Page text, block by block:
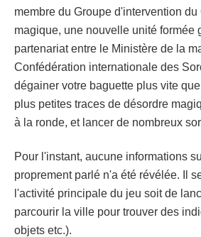
membre du Groupe d'intervention
magique, une nouvelle unité formée
partenariat entre le Ministère de la
Confédération internationale des
dégainer votre baguette plus vite
plus petites traces de désordre
à la ronde, et lancer de nombreux
Pour l'instant, aucune informations
proprement parlé n'a été révélée. Il
l'activité principale du jeu soit de
parcourir la ville pour trouver des
objets etc.).